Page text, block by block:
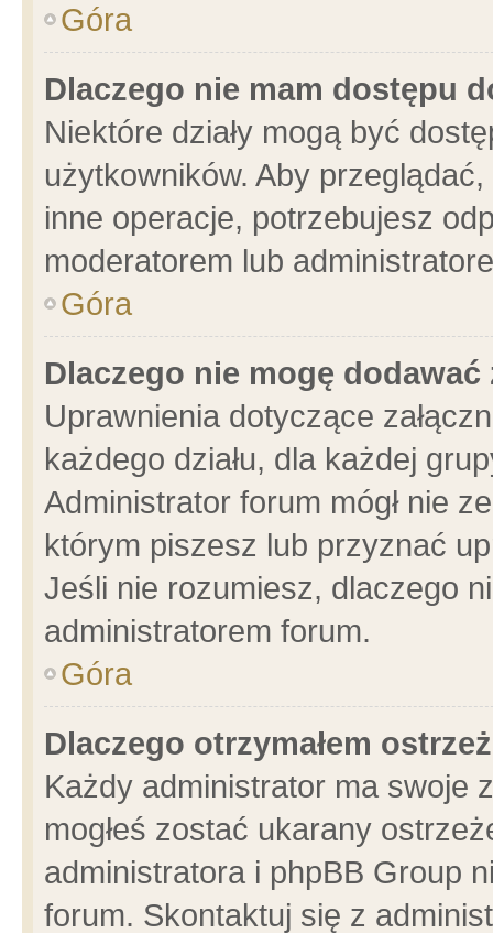
Góra
Dlaczego nie mam dostępu
Niektóre działy mogą być
użytkowników. Aby
inne operacje, potrzebujesz
moderatorem lub
Góra
Dlaczego nie mogę dodawać
Uprawnienia dotyczące
każdego działu, dla każdej
Administrator forum mógł nie
którym piszesz lub przyznać
Jeśli nie rozumiesz, dlaczego
administratorem forum.
Góra
Dlaczego otrzymałem
Każdy administrator ma swoje
mogłeś zostać ukarany
administratora i phpBB Group
forum. Skontaktuj się z